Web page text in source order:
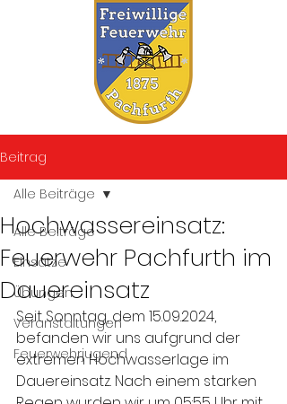
Beitrag
Alle Beiträge
Einsätze
Übungen
Veranstaltungen
Feuerwehrjugend
Alle Beiträge
Hochwassereinsatz:
Feuerwehr Pachfurth im
Dauereinsatz
Seit Sonntag, dem 15.09.2024,
befanden wir uns aufgrund der
extremen Hochwasserlage im
Dauereinsatz. Nach einem starken